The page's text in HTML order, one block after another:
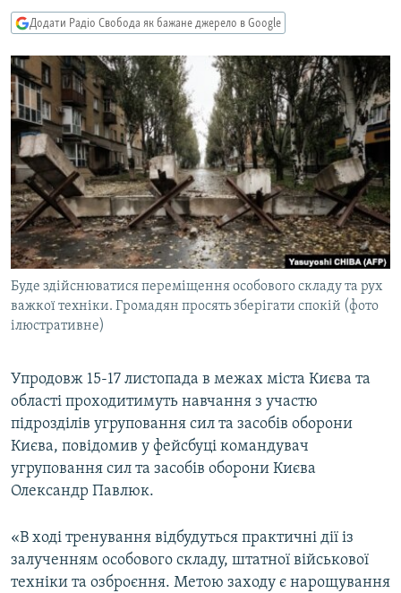
пошуку
УКРАЇНА
СВІТ
ТИ ЯК?
СХЕМИ
КИТАЙ.ВИКЛИКИ
МУЛЬТИМЕДІА
ФОТО
СПЕЦПРОЄКТИ
ПОДКАСТИ
КРИМ РЕАЛІЇ
РУС
КТАТ
ДОЛУЧАЙСЯ!
Усі сайти RFE/RL
Додати Радіо Свобода як бажане джерело в Google
Буде здійснюватися переміщення особового складу та рух
важкої техніки. Громадян просять зберігати спокій (фото
ілюстративне)
Упродовж 15-17 листопада в межах міста Києва та
області проходитимуть навчання з участю
підрозділів угруповання сил та засобів оборони
Києва, повідомив у фейсбуці командувач
угруповання сил та засобів оборони Києва
Олександр Павлюк.
«В ході тренування відбудуться практичні дії із
залученням особового складу, штатної військової
техніки та озброєння. Метою заходу є нарощування